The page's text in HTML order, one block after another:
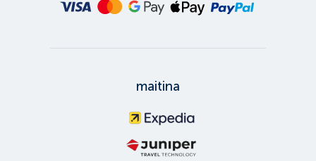
maitina